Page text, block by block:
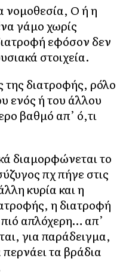
O ή η
γάμο χωρίς
εφόσον δεν
στοιχεία.
της διατροφής, ρόλο
ενός ή του άλλου
βαθμό απ’ ό,τι
διαμορφώνεται το
πχ πήγε στις
κυρία και η
η διατροφή
απλόχερη… απ’
για παράδειγμα,
τα βράδια